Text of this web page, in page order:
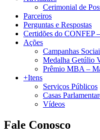
Cerimonial de
Parceiros
Perguntas e Respostas
Certidões do CONFEP
Ações
Campanhas
Medalha Getúlio
Prêmio MBA –
+Itens
Serviços Públicos
Casas
Vídeos
Fale Conosco